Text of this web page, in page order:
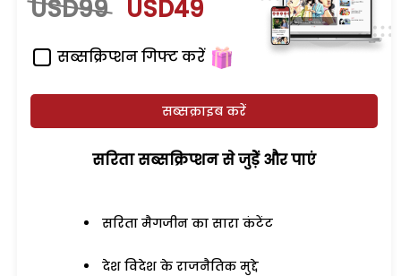
USD99 USD49
सब्सक्रिप्शन गिफ्ट करें
सब्सक्राइब करें
सरिता सब्सक्रिप्शन से जुड़ेें और पाएं
सरिता मैगजीन का सारा कंटेंट
देश विदेश के राजनैतिक मुद्दे